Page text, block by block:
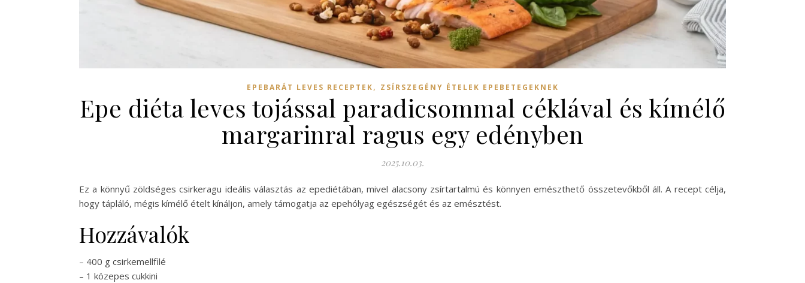
EPEBARÁT LEVES RECEPTEK, ZSÍRSZEGÉNY ÉTELEK EPEBETEGEKNEK
Epe diéta leves tojással paradicsommal céklával és kímélő
margarinral ragus egy edényben
2025.10.03.
Ez a könnyű zöldséges csirkeragu ideális választás az epediétában, mivel alacsony zsírtartalmú és könnyen emészthető összetevőkből áll. A recept célja,
hogy tápláló, mégis kímélő ételt kínáljon, amely támogatja az epehólyag egészségét és az emésztést.
Hozzávalók
– 400 g csirkemellfilé
– 1 közepes cukkini